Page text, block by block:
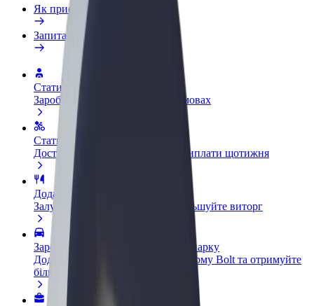
Як приєднатися
Запитання та відповіді
Стати водієм
Заробляйте гроші на власних умовах
Стати кур'єром
Доставляйте їжу та отримуйте виплати щотижня
Додати ресторан чи крамницю
Залучайте більше клієнтів та збільшуйте виторг
Зареєструватися як власник автопарку
Додайте Ваш автопарк на платформу Bolt та отримуйте
більше доходів